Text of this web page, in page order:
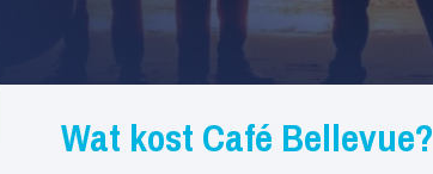
Wat kost Café Bellevue?